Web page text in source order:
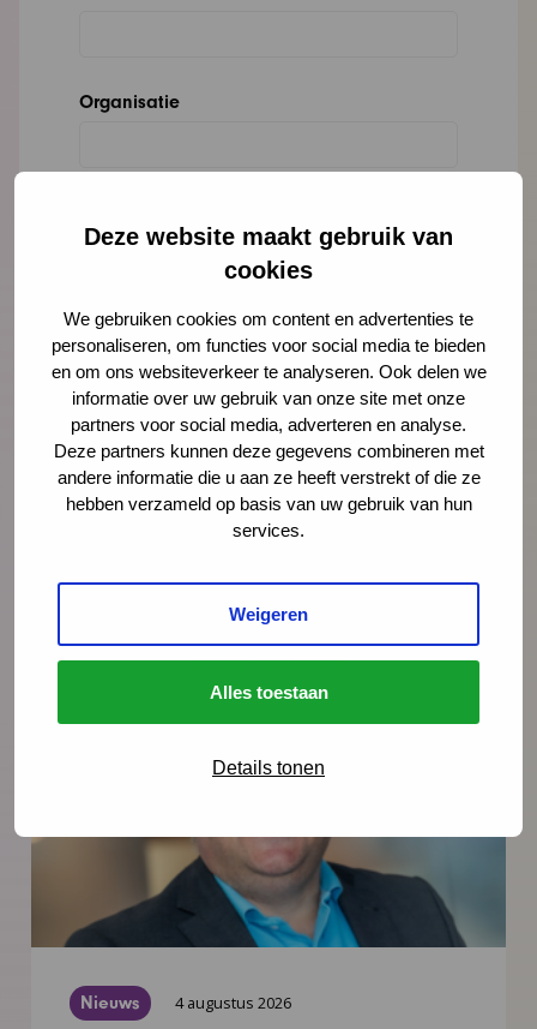
Deze website maakt gebruik van
cookies
We gebruiken cookies om content en advertenties te
personaliseren, om functies voor social media te bieden
en om ons websiteverkeer te analyseren. Ook delen we
informatie over uw gebruik van onze site met onze
partners voor social media, adverteren en analyse.
Deze partners kunnen deze gegevens combineren met
andere informatie die u aan ze heeft verstrekt of die ze
hebben verzameld op basis van uw gebruik van hun
services.
Weigeren
Alles toestaan
Details tonen
Organisatie
Meer nieuws
Nieuws 4 augustus 2026